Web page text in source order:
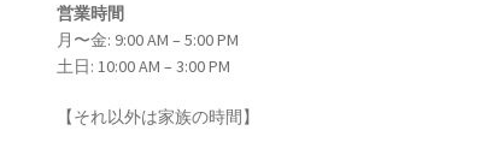
スで具現化】
営業時間
月〜金: 9:00 AM – 5:00 PM
土日: 10:00 AM – 3:00 PM
【それ以外は家族の時間】